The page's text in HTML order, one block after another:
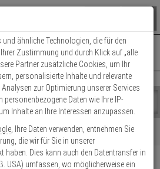
IM WARENKORB
Ihr Warenkorb ist momentan leer.
()
Fertig
- Do.: 8:00 - 16:30 | Fr.: 8:00 - 14:00 Uhr
nutzen
ähnliche Technologien, die für den
Zustimmung und durch Klick auf „alle
Partner zusätzliche Cookies, um Ihr
personalisierte Inhalte und relevante
zur Optimierung unserer Services
personenbezogene Daten wie Ihre IP-
Inhalte an Ihre Interessen anzupassen.
, Ihre Daten verwenden, entnehmen Sie
die wir für Sie in unserer
haben. Dies kann auch den Datentransfer in
USA) umfassen, wo möglicherweise ein